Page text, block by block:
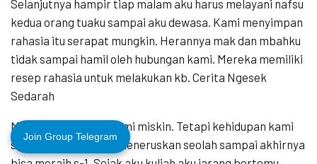
Selanjutnya hampir tiap malam aku harus melayani nafsu
kedua orang tuaku sampai aku dewasa. Kami menyimpan
rahasia itu serapat mungkin. Herannya mak dan mbahku
tidak sampai hamil oleh hubungan kami. Mereka memiliki
resep rahasia untuk melakukan kb. Cerita Ngesek
Sedarah
Meskipun keluarga kami miskin. Tetapi kehidupan kami
sangat bahagia. Aku meneruskan seolah sampai akhirnya
Join Group Telegram